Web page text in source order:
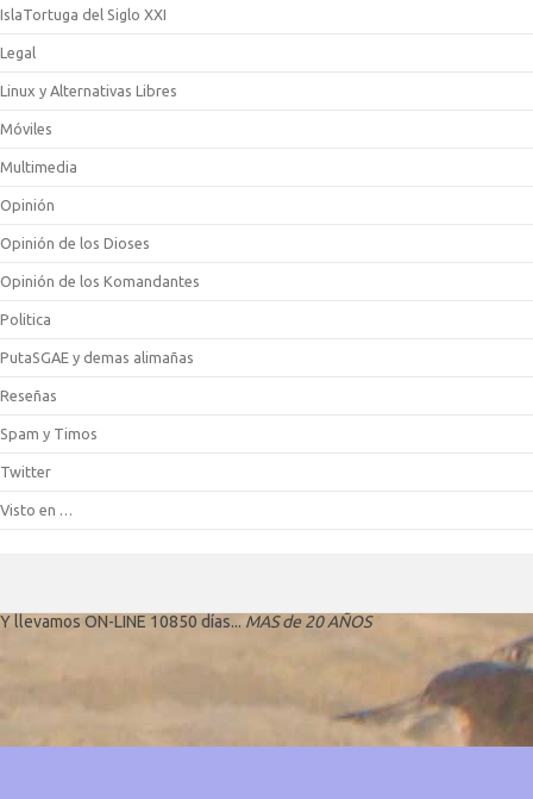
IslaTortuga del Siglo XXI
Legal
Linux y Alternativas Libres
Móviles
Multimedia
Opinión
Opinión de los Dioses
Opinión de los Komandantes
Politica
PutaSGAE y demas alimañas
Reseñas
Spam y Timos
Twitter
Visto en …
Y llevamos ON-LINE 10850 días... MAS de 20 AÑOS